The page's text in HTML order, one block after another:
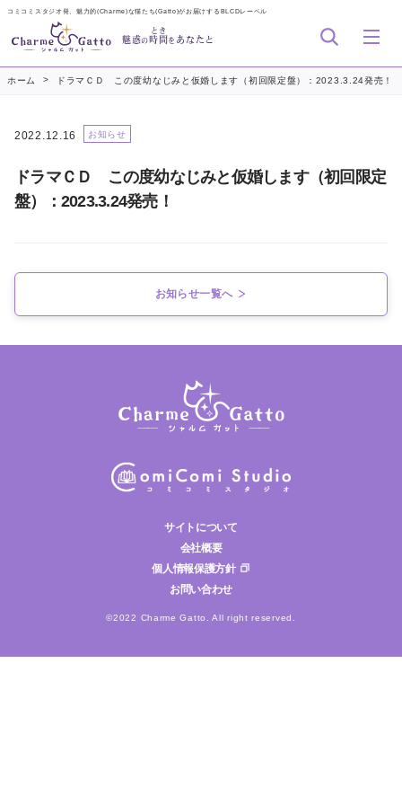
コミコミスタジオ発、魅力的(Charme)な猫たち(Gatto)がお届けするBLCDレーベル
魅惑の 時間
とき
を あなたと
ホーム > ドラマＣＤ この度幼なじみと仮婚します（初回限定盤）：2023.3.24発売！
2022.12.16 お知らせ
ドラマＣＤ この度幼なじみと仮婚します（初回限定
盤）：2023.3.24発売！
お知らせ一覧へ
サイトについて
会社概要
個人情報保護方針
お問い合わせ
©2022 Charme Gatto. All right reserved.